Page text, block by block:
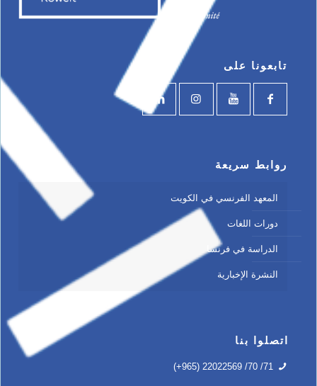
تابعونا على
روابط سريعة
المعهد الفرنسي في الكويت
دورات اللغات
الدراسة في فرنسا
النشرة الإخبارية
اتصلوا بنا
(+965) 22022569 /70 /71